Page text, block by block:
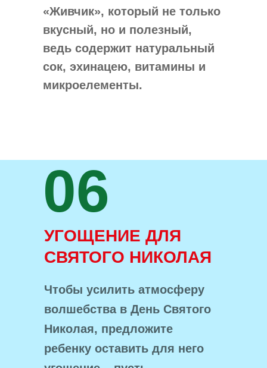
«Живчик», который не только
вкусный, но и полезный,
ведь содержит натуральный
сок, эхинацею, витамины и
микроелементы.
УГОЩЕНИЕ ДЛЯ
СВЯТОГО НИКОЛАЯ
Чтобы усилить атмосферу
волшебства в День Святого
Николая, предложите
ребенку оставить для него
06